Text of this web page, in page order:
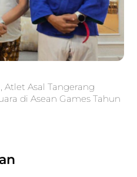
Atlet Asal Tangerang
di Asean Games Tahun